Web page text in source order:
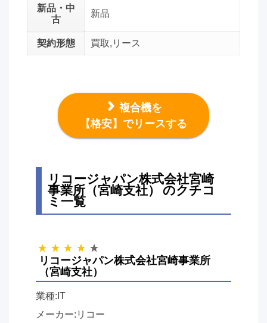
新品・中
古
新品
契約形態 買取,リース
複合機を
【格安】でリースする
リコージャパン株式会社宮崎
事業所（宮崎支社） のクチコ
ミ一覧
リコージャパン株式会社宮崎事業所
（宮崎支社）
業種:IT
メーカー:リコー